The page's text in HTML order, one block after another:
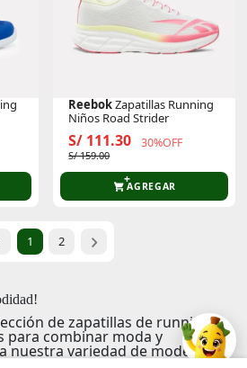
ReebokZapatillas Running
Niños Road Strider
S/ 111.30 30%OFF
S/ 159.00
AGREGAR
1 2
de zapatillas de running
para combinar moda y
nuestra variedad de modelos